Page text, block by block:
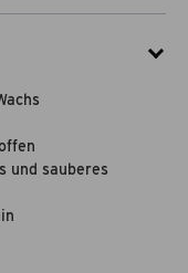
und sauberes